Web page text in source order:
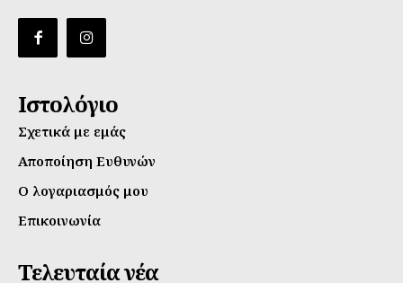
Ιστολόγιο
Σχετικά με εμάς
Αποποίηση Ευθυνών
Ο λογαριασμός μου
Επικοινωνία
Τελευταία νέα